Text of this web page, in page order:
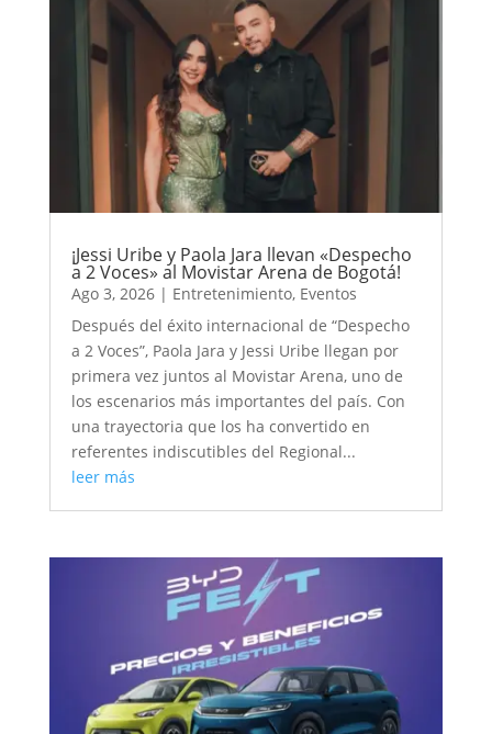
¡Jessi Uribe y Paola Jara llevan «Despecho
a 2 Voces» al Movistar Arena de Bogotá!
Ago 3, 2026| Entretenimiento, Eventos
Después del éxito internacional de “Despecho
a 2 Voces”, Paola Jara y Jessi Uribe llegan por
primera vez juntos al Movistar Arena, uno de
los escenarios más importantes del país. Con
una trayectoria que los ha convertido en
referentes indiscutibles del Regional...
leer más